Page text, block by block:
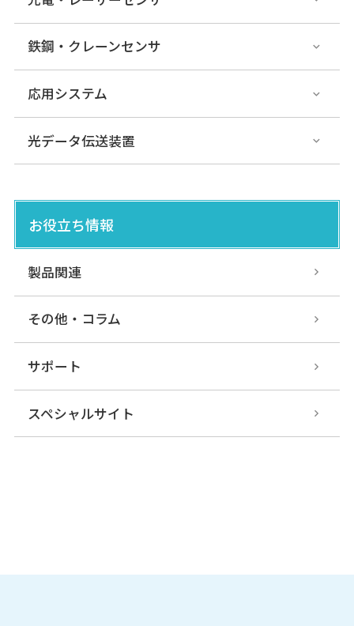
鉄鋼・クレーンセンサ
応用システム
光データ伝送装置
お役立ち情報
製品関連
その他・コラム
サポート
スペシャルサイト